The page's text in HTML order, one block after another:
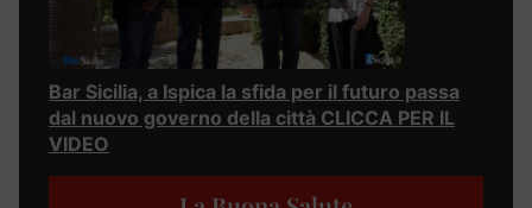
Bar Sicilia, a Ispica la sfida per il futuro passa
dal nuovo governo della città CLICCA PER IL
VIDEO